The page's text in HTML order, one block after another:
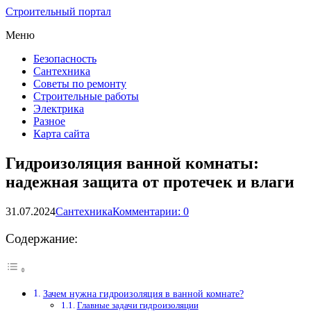
Строительный портал
Меню
Безопасность
Сантехника
Советы по ремонту
Строительные работы
Электрика
Разное
Карта сайта
Гидроизоляция ванной комнаты:
надежная защита от протечек и влаги
31.07.2024СантехникаКомментарии: 0
Содержание:
Зачем нужна гидроизоляция в ванной комнате?
Главные задачи гидроизоляции